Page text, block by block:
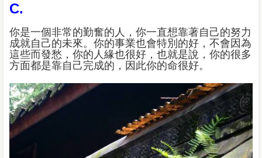
C.
你是一個非常的勤奮的人，你一直想靠著自己的努力
成就自己的未來。你的事業也會特別的好，不會因為
這些而發愁，你的人緣也很好，也就是說，你的很多
方面都是靠自己完成的，因此你的命很好。